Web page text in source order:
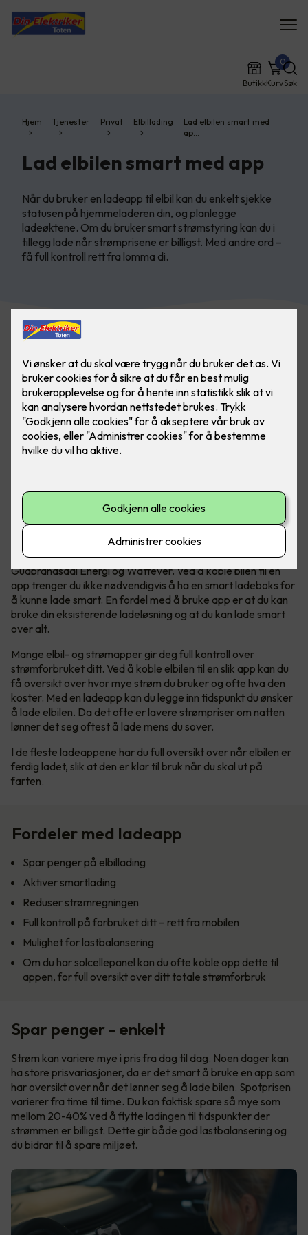
ButikkKurv
0
Søk
Hjem Tjenester Privat Elbillading
Lad elbilen smart med
ap…
Lad elbilen smart med app
Når du bruker en ladeapp til elbil kan du enkelt sjekke
statusen på hjemmeladeren din, og planlegge
ladeøktene. Om du bruker smart strømstyring kan du i
tillegg lade når strømprisene er billigst. Med andre ord –
få full kontroll rett fra lomma di.
mye penger. Om elbilen din støtter det kan du lade smart
ved kun å bruke en app.
Smart elbillading - hele døgnet
I dag finnes det mange ladeløsninger som Tibber,
Gudbrandsdal Energi og Wattever. Ved å koble bilen til en
app trenger du ikke nødvendigvis å ha en smart ladeboks for
å kunne lade smart. En fordel med å bruke app er at du kan
bruke din eksisterende ladeløsning og at du kan lade smart
over alt.
Mange elbil- og strømapper gir deg full kontroll over
strømforbruket ditt. Ved å koble elbilen til en slik app kan du
få oversikt over hvor mye strøm du bruker og ofte hva den
koster. Med en ladeapp kan du legge inn tidspunkt du ønsker
å lade elbilen. Da det ofte er lavere strømpriser om natten
lønner det seg oftest å lade mens du sover.
I de fleste ladeappene har du full oversikt over når elbilen er
ferdig ladet, slik at den er klar til bruk når du skal ut på
farten.
Fordeler med ladeapp
Spar penger på elbillading
Aktiver smartlading
Reduser strømregningen
Full kontroll på forbruket ditt – rett fra mobilen
Mulighet for lastbalansering
Om du har solcellepanel kan du ofte koble opp dette til
appen, for full oversikt over ditt totale strømforbruk
Spar penger - enkelt
Strøm kan variere mye i pris fra dag til dag. Noen dager kan
ha store prisvariasjoner, da er det smart å bruke en app som
har oversikt over når det lønner seg å lade bilen. Spotprisen
varierer fra time til time. Du kan faktisk spare så mye som
mellom 20-40% ved å flytte ladingen til tidspunkter der
strømmen er billigst. Dette gir både god lastbalansering og
du bidrar til å spare miljøet.